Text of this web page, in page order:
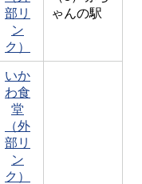
部リ
ン
ク）
ゃんの駅
いか
わ食
堂
（外
部リ
ン
ク）